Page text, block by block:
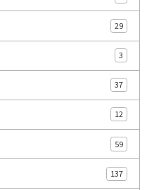
29
3
37
12
59
137